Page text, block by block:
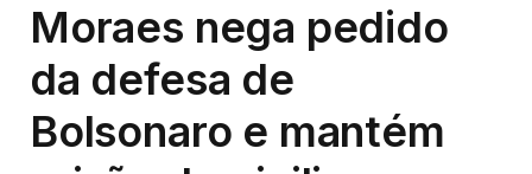
Moraes nega pedido
da defesa de
Bolsonaro e mantém